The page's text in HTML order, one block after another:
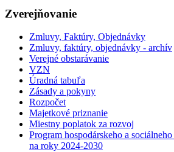
Zverejňovanie
Zmluvy, Faktúry, Objednávky
Zmluvy, faktúry, objednávky - archív
Verejné obstarávanie
VZN
Úradná tabuľa
Zásady a pokyny
Rozpočet
Majetkové priznanie
Miestny poplatok za rozvoj
Program hospodárskeho a
na roky 2024-2030